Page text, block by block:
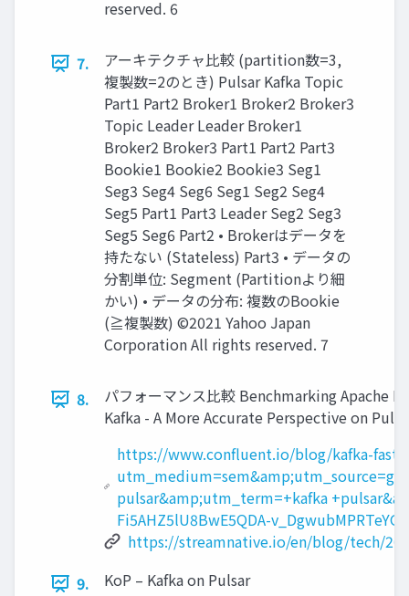
reserved. 6
7.
アーキテクチャ⽐較 (partition数=3,
複製数=2のとき) Pulsar Kafka Topic
Part1 Part2 Broker1 Broker2 Broker3
Topic Leader Leader Broker1
Broker2 Broker3 Part1 Part2 Part3
Bookie1 Bookie2 Bookie3 Seg1
Seg3 Seg4 Seg6 Seg1 Seg2 Seg4
Seg5 Part1 Part3 Leader Seg2 Seg3
Seg5 Seg6 Part2 • Brokerはデータを
持たない (Stateless) Part3 • データの
分割単位: Segment (Partitionより細
かい) • データの分布: 複数のBookie
(≧複製数) ©2021 Yahoo Japan
Corporation All rights reserved. 7
8.
パフォーマンス⽐較 Benchmarking Apache
Kafka - A More Accurate Perspective on
https://www.confluent.io/blog/kafka-
pulsar&amp;utm_term=+kafka
Fi5AHZ5lU8BwE5QDA-
https://streamnative.io/en/blog/tech/
9.
KoP – Kafka on Pulsar